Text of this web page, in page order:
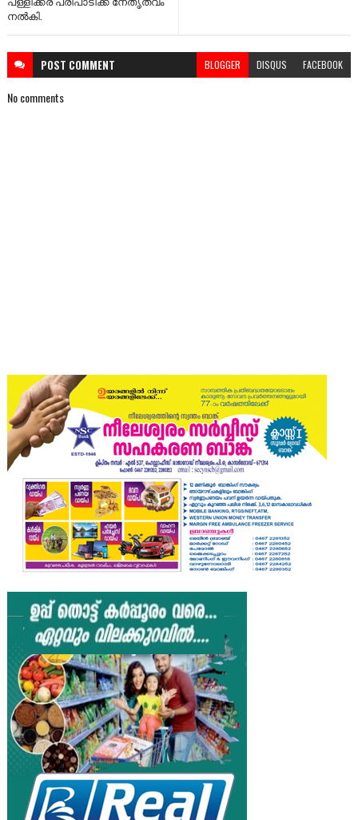
നൽകി.
POST COMMENT BLOGGER DISQUS FACEBOOK
No comments